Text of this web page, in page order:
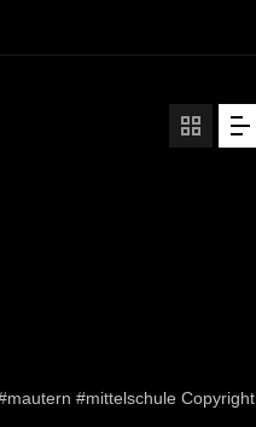
#mittelschule Copyright